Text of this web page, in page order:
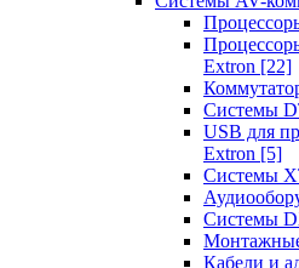
Extron [22]
Системы
USB для
Extron [5]
Системы
Системы
Кабели и